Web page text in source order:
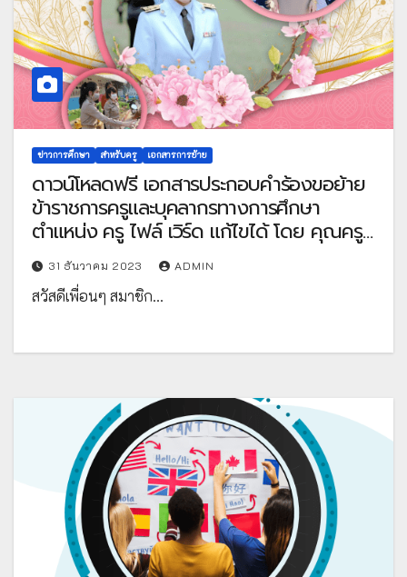
ข่าวการศึกษา สำหรับครู เอกสารการย้าย
ดาวน์โหลดฟรี เอกสารประกอบคำร้องขอย้าย
ข้าราชการครูและบุคลากรทางการศึกษา
ตำแหน่ง ครู ไฟล์ เวิร์ด แก้ไขได้ โดย คุณครู
ณัฐชญา ป่งสุด
31 ธันวาคม 2023 ADMIN
สวัสดีเพื่อนๆ สมาชิก…